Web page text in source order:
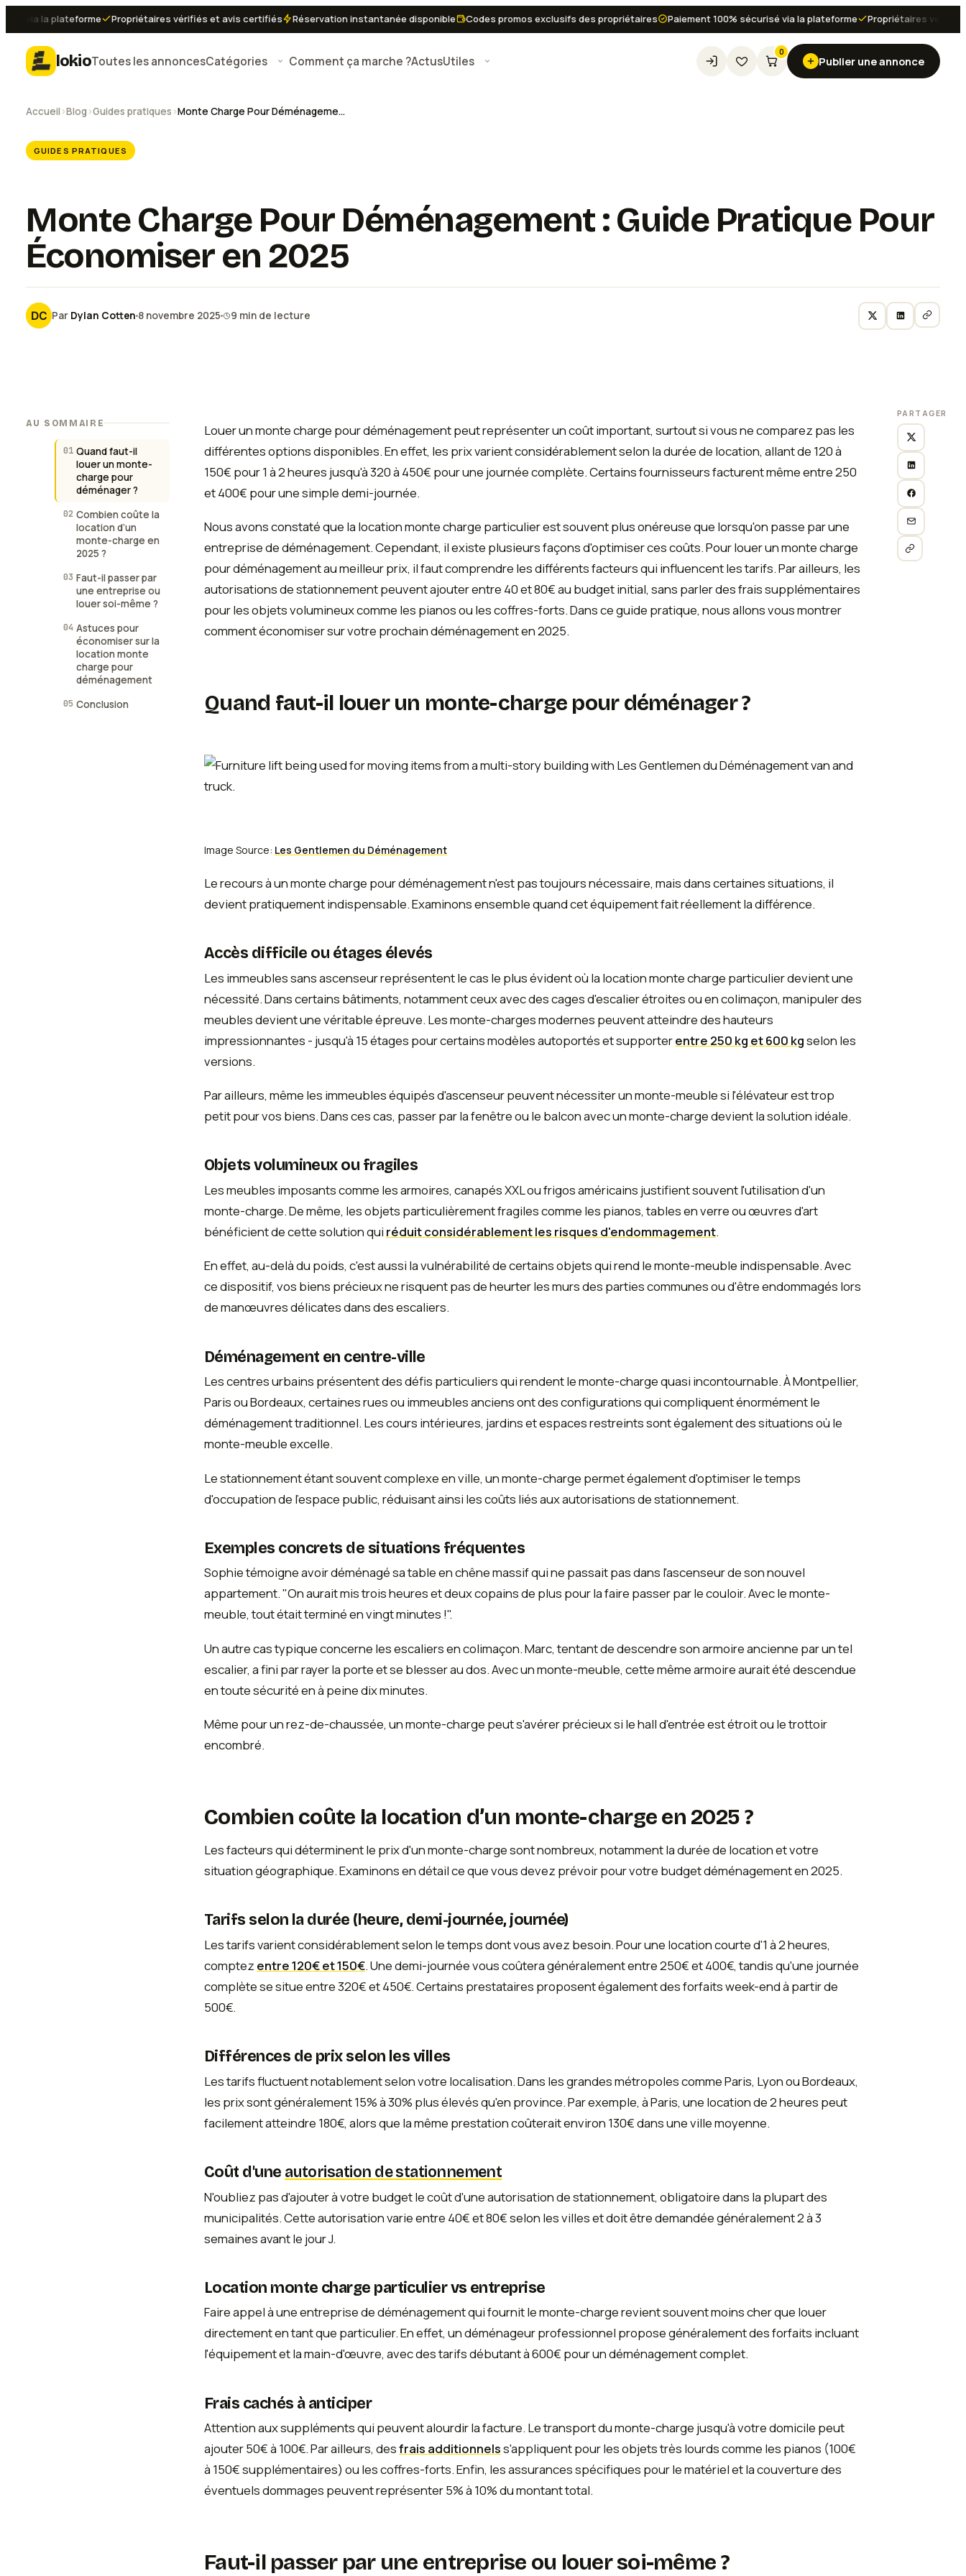
via la plateforme Propriétaires vérifiés et avis certifiés Réservation instantanée disponible Codes promos exclusifs des propriétaires Paiement 100% sécurisé via la plateforme Propriétaires vérifiés et
lokioToutes les annoncesCatégories Comment ça marche ?ActusUtiles
0
Publier une annonce
Accueil ›Blog›Guides pratiques › Monte Charge Pour Déménagement : Guide Pratique Pour Économiser en 2025
GUIDES PRATIQUES
Monte Charge Pour Déménagement : Guide Pratique Pour
Économiser en 2025
Par Dylan Cotten 8 novembre 2025 9 min de lecture
AU SOMMAIRE
01 Quand faut-il
louer un monte-
charge pour
déménager ?
02 Combien coûte la
location d’un
monte-charge en
2025 ?
03 Faut-il passer par
une entreprise ou
louer soi-même ?
04 Astuces pour
économiser sur la
location monte
charge pour
déménagement
05 Conclusion
Louer un monte charge pour déménagement peut représenter un coût important, surtout si vous ne comparez pas les
différentes options disponibles. En effet, les prix varient considérablement selon la durée de location, allant de 120 à
150€ pour 1 à 2 heures jusqu'à 320 à 450€ pour une journée complète. Certains fournisseurs facturent même entre 250
et 400€ pour une simple demi-journée.
Nous avons constaté que la location monte charge particulier est souvent plus onéreuse que lorsqu'on passe par une
entreprise de déménagement. Cependant, il existe plusieurs façons d'optimiser ces coûts. Pour louer un monte charge
pour déménagement au meilleur prix, il faut comprendre les différents facteurs qui influencent les tarifs. Par ailleurs, les
autorisations de stationnement peuvent ajouter entre 40 et 80€ au budget initial, sans parler des frais supplémentaires
pour les objets volumineux comme les pianos ou les coffres-forts. Dans ce guide pratique, nous allons vous montrer
comment économiser sur votre prochain déménagement en 2025.
Quand faut-il louer un monte-charge pour déménager ?
Image Source: Les Gentlemen du Déménagement
Le recours à un monte charge pour déménagement n'est pas toujours nécessaire, mais dans certaines situations, il
devient pratiquement indispensable. Examinons ensemble quand cet équipement fait réellement la différence.
Accès difficile ou étages élevés
Les immeubles sans ascenseur représentent le cas le plus évident où la location monte charge particulier devient une
nécessité. Dans certains bâtiments, notamment ceux avec des cages d'escalier étroites ou en colimaçon, manipuler des
meubles devient une véritable épreuve. Les monte-charges modernes peuvent atteindre des hauteurs
impressionnantes - jusqu'à 15 étages pour certains modèles autoportés et supporterentre 250 kg et 600 kgselon les
versions.
Par ailleurs, même les immeubles équipés d'ascenseur peuvent nécessiter un monte-meuble si l'élévateur est trop
petit pour vos biens. Dans ces cas, passer par la fenêtre ou le balcon avec un monte-charge devient la solution idéale.
Objets volumineux ou fragiles
Les meubles imposants comme les armoires, canapés XXL ou frigos américains justifient souvent l'utilisation d'un
monte-charge. De même, les objets particulièrement fragiles comme les pianos, tables en verre ou œuvres d'art
bénéficient de cette solution qui réduit considérablement les risques d'endommagement.
En effet, au-delà du poids, c'est aussi la vulnérabilité de certains objets qui rend le monte-meuble indispensable. Avec
ce dispositif, vos biens précieux ne risquent pas de heurter les murs des parties communes ou d'être endommagés lors
de manœuvres délicates dans des escaliers.
Déménagement en centre-ville
Les centres urbains présentent des défis particuliers qui rendent le monte-charge quasi incontournable. À Montpellier,
Paris ou Bordeaux, certaines rues ou immeubles anciens ont des configurations qui compliquent énormément le
déménagement traditionnel. Les cours intérieures, jardins et espaces restreints sont également des situations où le
monte-meuble excelle.
Le stationnement étant souvent complexe en ville, un monte-charge permet également d'optimiser le temps
d'occupation de l'espace public, réduisant ainsi les coûts liés aux autorisations de stationnement.
Exemples concrets de situations fréquentes
Sophie témoigne avoir déménagé sa table en chêne massif qui ne passait pas dans l'ascenseur de son nouvel
appartement. "On aurait mis trois heures et deux copains de plus pour la faire passer par le couloir. Avec le monte-
meuble, tout était terminé en vingt minutes !".
Un autre cas typique concerne les escaliers en colimaçon. Marc, tentant de descendre son armoire ancienne par un tel
escalier, a fini par rayer la porte et se blesser au dos. Avec un monte-meuble, cette même armoire aurait été descendue
en toute sécurité en à peine dix minutes.
Même pour un rez-de-chaussée, un monte-charge peut s'avérer précieux si le hall d'entrée est étroit ou le trottoir
encombré.
Combien coûte la location d’un monte-charge en 2025 ?
Les facteurs qui déterminent le prix d'un monte-charge sont nombreux, notamment la durée de location et votre
situation géographique. Examinons en détail ce que vous devez prévoir pour votre budget déménagement en 2025.
Tarifs selon la durée (heure, demi-journée, journée)
Les tarifs varient considérablement selon le temps dont vous avez besoin. Pour une location courte d'1 à 2 heures,
comptez entre 120€ et 150€. Une demi-journée vous coûtera généralement entre 250€ et 400€, tandis qu'une journée
complète se situe entre 320€ et 450€. Certains prestataires proposent également des forfaits week-end à partir de
500€.
Différences de prix selon les villes
Les tarifs fluctuent notablement selon votre localisation. Dans les grandes métropoles comme Paris, Lyon ou Bordeaux,
les prix sont généralement 15% à 30% plus élevés qu'en province. Par exemple, à Paris, une location de 2 heures peut
facilement atteindre 180€, alors que la même prestation coûterait environ 130€ dans une ville moyenne.
Coût d'une autorisation de stationnement
N'oubliez pas d'ajouter à votre budget le coût d'une autorisation de stationnement, obligatoire dans la plupart des
municipalités. Cette autorisation varie entre 40€ et 80€ selon les villes et doit être demandée généralement 2 à 3
semaines avant le jour J.
Location monte charge particulier vs entreprise
Faire appel à une entreprise de déménagement qui fournit le monte-charge revient souvent moins cher que louer
directement en tant que particulier. En effet, un déménageur professionnel propose généralement des forfaits incluant
l'équipement et la main-d'œuvre, avec des tarifs débutant à 600€ pour un déménagement complet.
Frais cachés à anticiper
Attention aux suppléments qui peuvent alourdir la facture. Le transport du monte-charge jusqu'à votre domicile peut
ajouter 50€ à 100€. Par ailleurs, desfrais additionnelss'appliquent pour les objets très lourds comme les pianos (100€
à 150€ supplémentaires) ou les coffres-forts. Enfin, les assurances spécifiques pour le matériel et la couverture des
éventuels dommages peuvent représenter 5% à 10% du montant total.
Faut-il passer par une entreprise ou louer soi-même ?
PARTAGER